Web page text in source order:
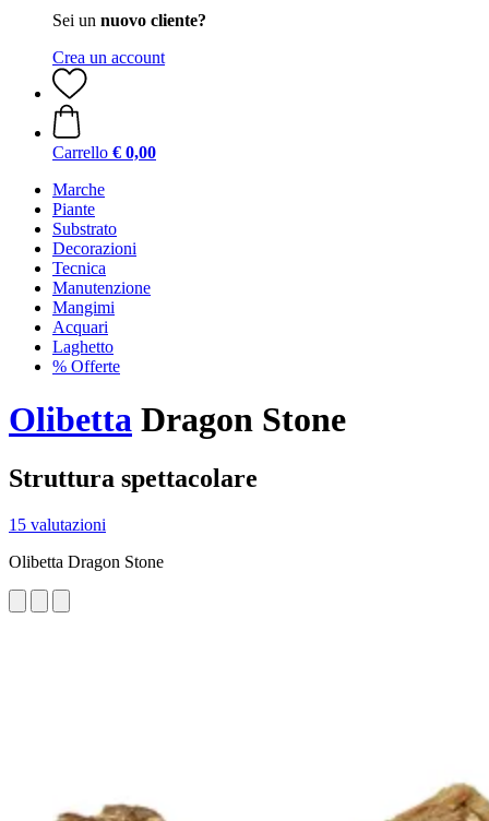
Sei un nuovo cliente?
Crea un account
Carrello € 0,00
Marche
Piante
Substrato
Decorazioni
Tecnica
Manutenzione
Mangimi
Acquari
Laghetto
% Offerte
Olibetta Dragon Stone
Struttura spettacolare
15 valutazioni
Olibetta Dragon Stone